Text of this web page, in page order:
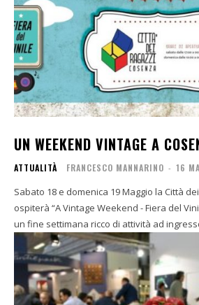
UN WEEKEND VINTAGE A
ATTUALITÀ FRANCESCO MANNARINO - 16
Sabato 18 e domenica 19 Maggio la Città
ospiterà “A Vintage Weekend - Fiera del
un fine settimana ricco di attività ad